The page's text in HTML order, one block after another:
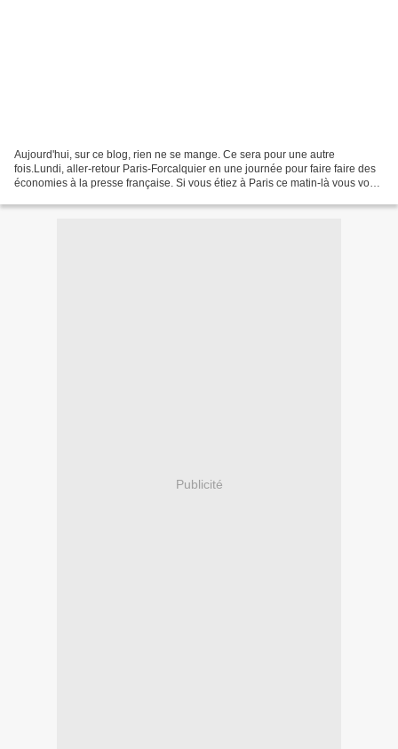
Aujourd'hui, sur ce blog, rien ne se mange. Ce sera pour une autre
fois.Lundi, aller-retour Paris-Forcalquier en une journée pour faire faire des
économies à la presse française. Si vous étiez à Paris ce matin-là vous vous
Publicité